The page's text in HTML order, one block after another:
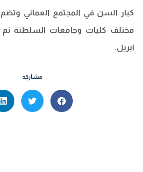
كبار السن في المجتمع العماني
مختلف كليات وجامعات السلطنة
ابريل.
مشاركة